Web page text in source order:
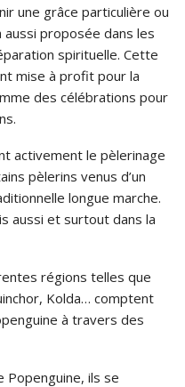
une grâce particulière ou
proposée dans les
spirituelle. Cette
mise à profit pour la
des célébrations pour
activement le pèlerinage
pèlerins venus d’un
longue marche.
aussi et surtout dans la
régions telles que
Kolda… comptent
à travers des
Popenguine, ils se